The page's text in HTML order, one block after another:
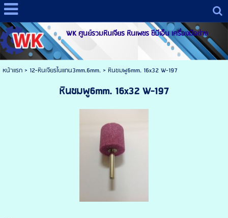
WK ศูนย์รวมหินเจียร หินเพชร ซีบีเอ็น เครื่องมือช่าง
หน้าแรก> 12-หินเจียรไนแกน3mm.6mm.> หินชมพู6mm. 16x32 W-197
หินชมพู6mm. 16x32 W-197